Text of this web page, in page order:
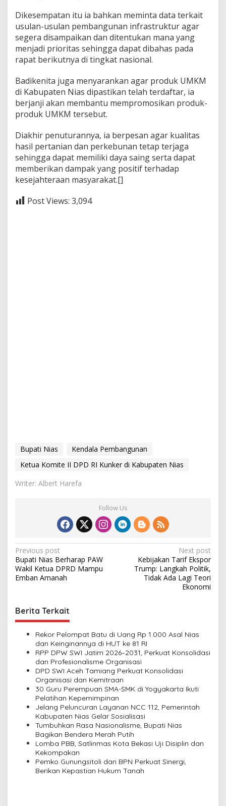
Dikesempatan itu ia bahkan meminta data terkait
usulan-usulan pembangunan infrastruktur agar
segera disampaikan dan ditentukan mana yang
menjadi prioritas sehingga dapat dibahas pada
rapat berikutnya di tingkat nasional.
Badikenita juga menyarankan agar produk UMKM
di Kabupaten Nias dipastikan telah terdaftar, ia
berjanji akan membantu mempromosikan produk-
produk UMKM tersebut.
Diakhir penuturannya, ia berpesan agar kualitas
hasil pertanian dan perkebunan tetap terjaga
sehingga dapat memiliki daya saing serta dapat
memberikan dampak yang positif terhadap
kesejahteraan masyarakat.[]
Post Views: 3,094
Bupati Nias
Kendala Pembangunan
Ketua Komite II DPD RI Kunker di Kabupaten Nias
Writer: Albert Harefa
Follow Us
P
o
s
n
a
Previous post
Bupati Nias Berharap PAW
Wakil Ketua DPRD Mampu
Emban Amanah
Next post
Kebijakan Tarif Ekspor
Trump: Langkah Politik,
Tidak Ada Lagi Teori
Ekonomi
Berita Terkait
Rekor Pelompat Batu di Uang Rp 1.000 Asal Nias
dan Keinginannya di HUT ke 81 RI
RPP DPW SWI Jatim 2026–2031, Perkuat Konsolidasi
dan Profesionalisme Organisasi
DPD SWI Aceh Tamiang Perkuat Konsolidasi
Organisasi dan Kemitraan
30 Guru Perempuan SMA-SMK di Yogyakarta Ikuti
Pelatihan Kepemimpinan
Jelang Peluncuran Layanan NCC 112, Pemerintah
Kabupaten Nias Gelar Sosialisasi
Tumbuhkan Rasa Nasionalisme, Bupati Nias
Bagikan Bendera Merah Putih
Lomba PBB, Satlinmas Kota Bekasi Uji Disiplin dan
Kekompakan
Pemko Gunungsitoli dan BPN Perkuat Sinergi,
Berikan Kepastian Hukum Tanah